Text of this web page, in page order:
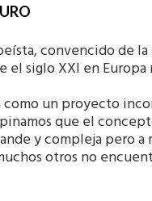
convencido de
el siglo XXI en
como un proyecto
que el
y compleja pero
otros no